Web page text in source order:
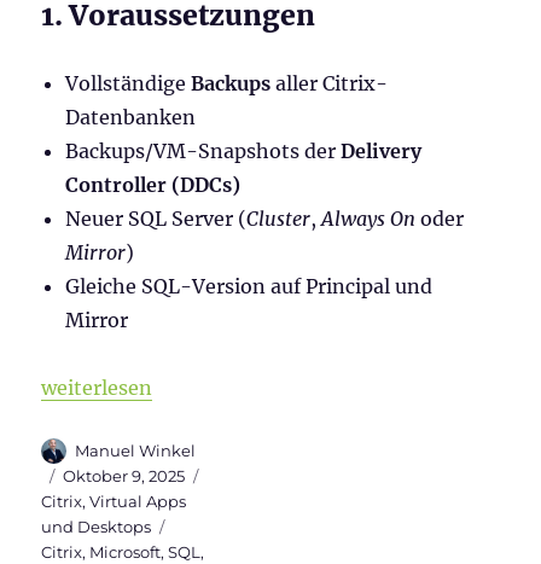
1. Voraussetzungen
VollständigeBackups aller Citrix-
Datenbanken
Backups/VM-Snapshots derDelivery
Controller (DDCs)
Neuer SQL Server (Cluster,Always On oder
Mirror)
Gleiche SQL-Version auf Principal und
Mirror
„Migration von Citrix Datenbanken“
weiterlesen
Autor
Manuel Winkel
Veröffentlicht
am
Oktober 9, 2025
Citrix,Virtual Apps
und Desktops
Citrix, Microsoft,SQL ,